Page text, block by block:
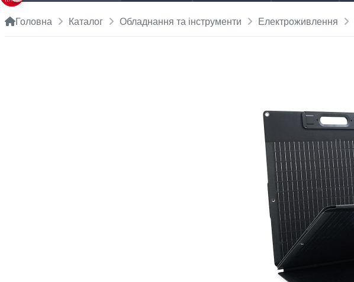
Головна Каталог Обладнання та інструменти Електроживлення